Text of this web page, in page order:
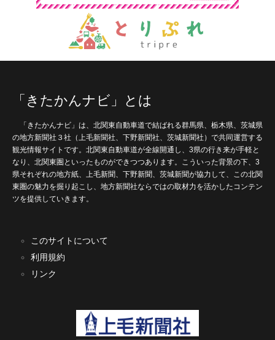
「きたかんナビ」とは
「きたかんナビ」は、北関東自動車道で結ばれる群馬県、栃木県、茨城県
の地方新聞社３社（上毛新聞社、下野新聞社、茨城新聞社）で共同運営する
観光情報サイトです。北関東自動車道が全線開通し、3県の行き来が手軽と
なり、北関東圏といったものができつつあります。こういった背景の下、3
県それぞれの地方紙、上毛新聞、下野新聞、茨城新聞が協力して、この北関
東圏の魅力を掘り起こし、地方新聞社ならではの取材力を活かしたコンテン
ツを提供していきます。
このサイトについて
利用規約
リンク